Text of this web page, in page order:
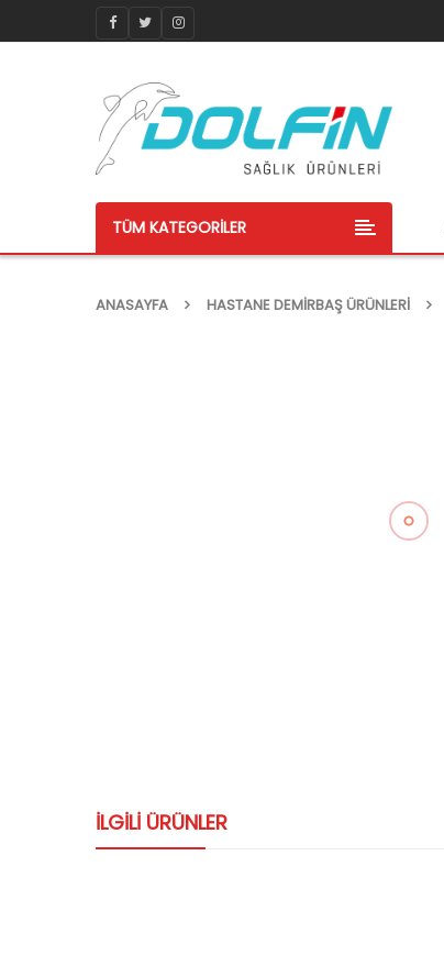
TÜM KATEGORILER
ANASAYFA HASTANE DEMIRBAŞ ÜRÜNLERI
ILGILI ÜRÜNLER